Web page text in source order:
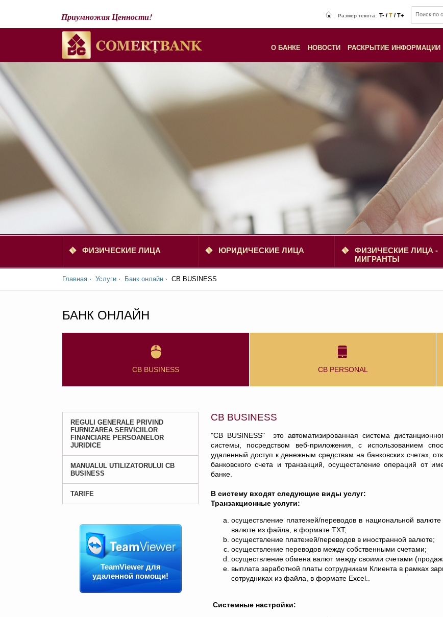
Приумножая Ценности! Размер текста: T- / T / T+
О БАНКЕ НОВОСТИ РАСКРЫТИЕ ИНФОРМАЦИИ
ФИЗИЧЕСКИЕ ЛИЦА ЮРИДИЧЕСКИЕ ЛИЦА
ФИЗИЧЕСКИЕ ЛИЦА -
МИГРАНТЫ
Главная Услуги Банк онлайн CB BUSINESS
БАНК ОНЛАЙН
CB BUSINESS CB PERSONAL
REGULI GENERALE PRIVIND
FURNIZAREA SERVICIILOR
FINANCIARE PERSOANELOR
JURIDICE
MANUALUL UTILIZATORULUI CB
BUSINESS
TARIFE
TeamViewer для
удаленной помощи!
CB BUSINESS
"CB BUSINESS" это автоматизированная система
системы, посредством веб-приложения, с использованием
удаленный доступ к денежным средствам на банковских счетах,
банковского счета и транзакций, осуществление операций от
банке.
В систему входят следующие виды услуг:
Транзакционные услуги:
осуществление платежей/переводов в национальной
валюте из файла, в формате TXT;
осуществление платежей/переводов в иностранной валюте;
осуществление переводов между собственными счетами;
осуществление обмена валют между своими счетами
выплата заработной платы сотрудникам Клиента в рамках
сотрудниках из файла, в формате Excel..
Системные настройки: